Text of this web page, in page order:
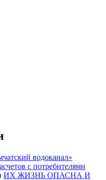
водоканал»
с потребителями
ИХ ЖИЗНЬ ОПАСНА И